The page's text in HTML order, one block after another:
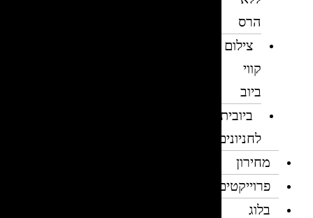
הרס
צילום
קווי
ביוב
ביובית
לחניונים
מחירון
פרוייקטים
בלוג